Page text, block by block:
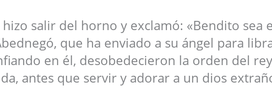
salir del horno y exclamó: «Bendito sea
que ha enviado a su ángel para
en él, desobedecieron la orden del
antes que servir y adorar a un dios